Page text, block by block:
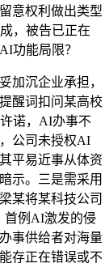
意权利做出类型
，被告已正在
功能局限？
沉企业承担，
醒词扣问某高校
诺，AI办事不
公司未授权AI
平易近事从体资
示。三是需采用
某将某科技公司
首例AI激发的侵
事供给者对海量
存正在错误或不